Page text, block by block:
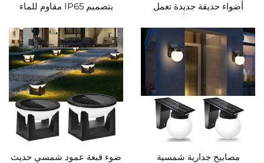
أضواء حديقة جديدة تعمل
بقعة شمسية، أضواء الحديقة،
واحدة مع عشرة أضواء خارجية،
مناسبة للفناء، الطريق،
الشرفة، مسار السيارة للزينة،
أضواء الحديقة الشمسية
بتصميم IP65 مقاوم للماء
الشمسية للإضاءة الخارجية
الفاخرة
مصابيح جدارية شمسية
ضوء قبعة عمود شمسي حديث